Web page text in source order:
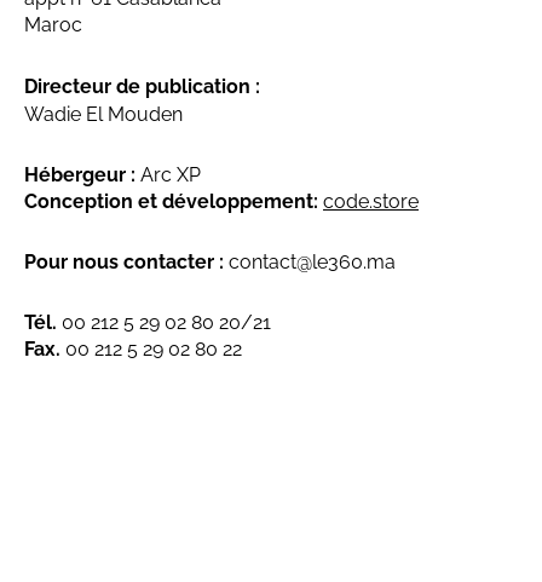
Maroc
Directeur de publication :
Wadie El Mouden
Hébergeur : Arc XP
Conception et développement: code.store
Pour nous contacter : contact@le360.ma
Tél. 00 212 5 29 02 80 20/21
Fax. 00 212 5 29 02 80 22